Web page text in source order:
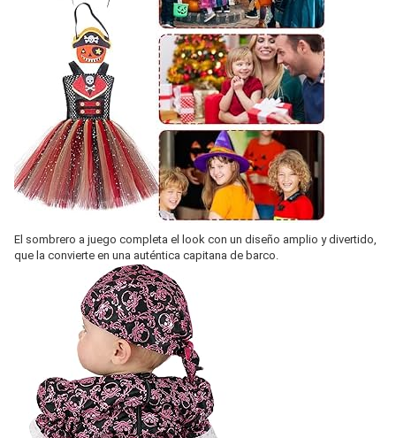
El sombrero a juego completa el look con un diseño amplio y divertido,
que la convierte en una auténtica capitana de barco.